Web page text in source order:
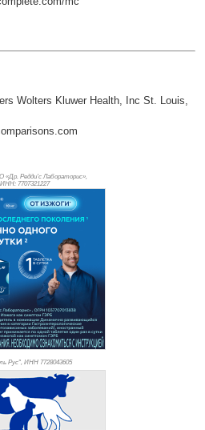
Wolters Kluwer Health, Inc St. Louis,
«Др. Редди’с Лабораторис»,
ИНН: 7707321227
Рус", ИНН 7728043605